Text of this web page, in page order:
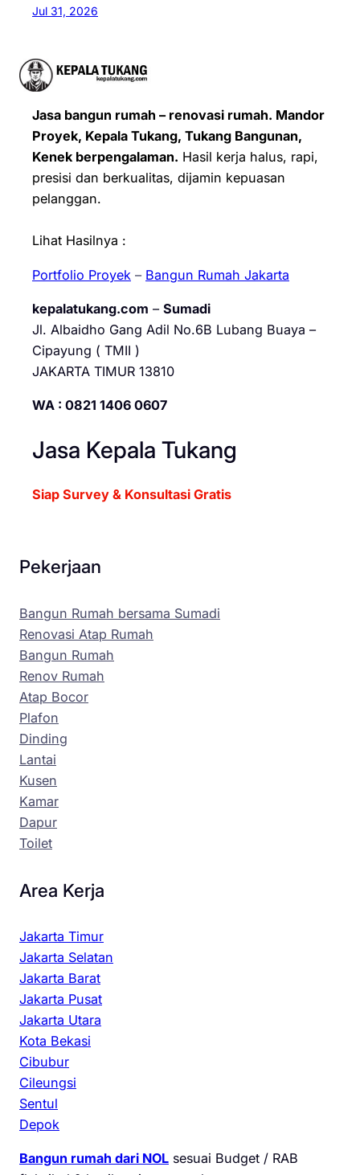
Jul 31, 2026
Jasa bangun rumah – renovasi rumah. Mandor
Proyek, Kepala Tukang, Tukang Bangunan,
Kenek berpengalaman. Hasil kerja halus, rapi,
presisi dan berkualitas, dijamin kepuasan
pelanggan.
Lihat Hasilnya :
Portfolio Proyek – Bangun Rumah Jakarta
kepalatukang.com – Sumadi
Jl. Albaidho Gang Adil No.6B Lubang Buaya –
Cipayung ( TMII )
JAKARTA TIMUR 13810
WA : 0821 1406 0607
Jasa Kepala Tukang
Siap Survey & Konsultasi Gratis
Pekerjaan
Bangun Rumah bersama Sumadi
Renovasi Atap Rumah
Bangun Rumah
Renov Rumah
Atap Bocor
Plafon
Dinding
Lantai
Kusen
Kamar
Dapur
Toilet
Area Kerja
Jakarta Timur
Jakarta Selatan
Jakarta Barat
Jakarta Pusat
Jakarta Utara
Kota Bekasi
Cibubur
Cileungsi
Sentul
Depok
Bangun rumah dari NOL sesuai Budget / RAB